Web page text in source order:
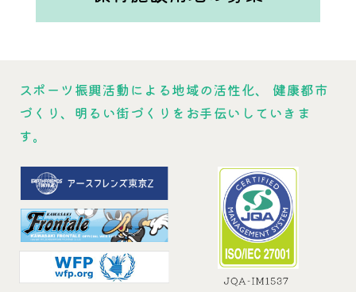
スポーツ振興活動による地域の活性化、
健康都市
づくり、明るい街づくりをお手伝いしていきま
す。